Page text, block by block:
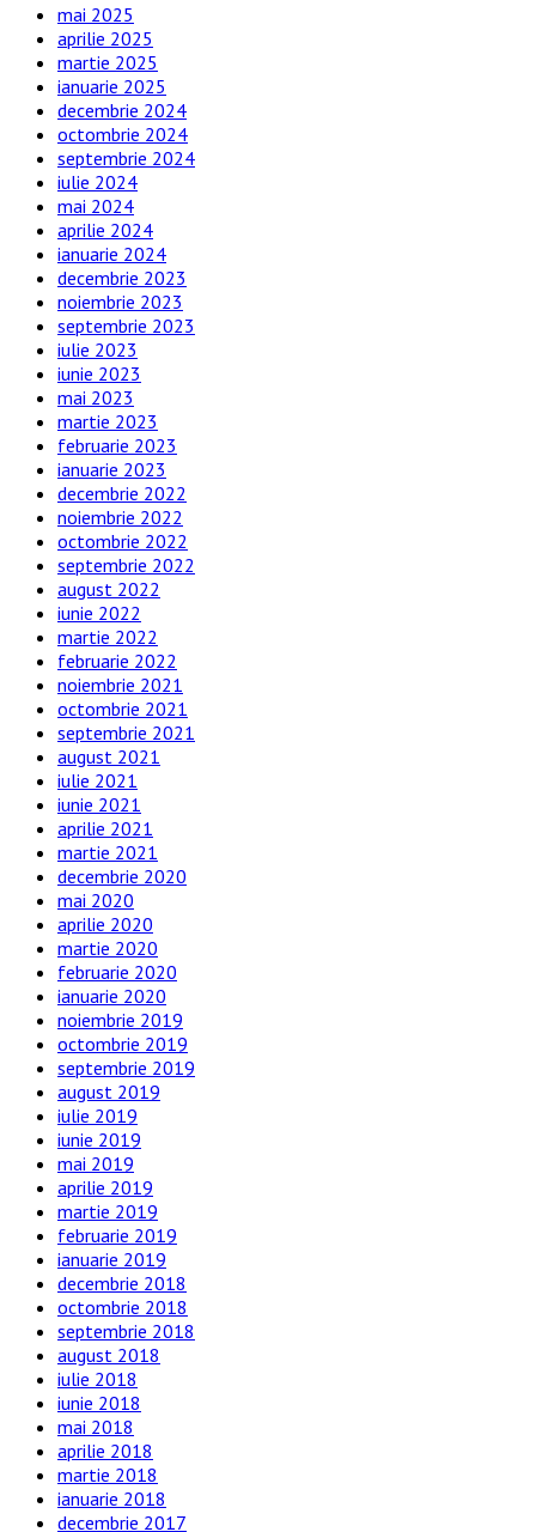
mai 2025
aprilie 2025
martie 2025
ianuarie 2025
decembrie 2024
octombrie 2024
septembrie 2024
iulie 2024
mai 2024
aprilie 2024
ianuarie 2024
decembrie 2023
noiembrie 2023
septembrie 2023
iulie 2023
iunie 2023
mai 2023
martie 2023
februarie 2023
ianuarie 2023
decembrie 2022
noiembrie 2022
octombrie 2022
septembrie 2022
august 2022
iunie 2022
martie 2022
februarie 2022
noiembrie 2021
octombrie 2021
septembrie 2021
august 2021
iulie 2021
iunie 2021
aprilie 2021
martie 2021
decembrie 2020
mai 2020
aprilie 2020
martie 2020
februarie 2020
ianuarie 2020
noiembrie 2019
octombrie 2019
septembrie 2019
august 2019
iulie 2019
iunie 2019
mai 2019
aprilie 2019
martie 2019
februarie 2019
ianuarie 2019
decembrie 2018
octombrie 2018
septembrie 2018
august 2018
iulie 2018
iunie 2018
mai 2018
aprilie 2018
martie 2018
ianuarie 2018
decembrie 2017